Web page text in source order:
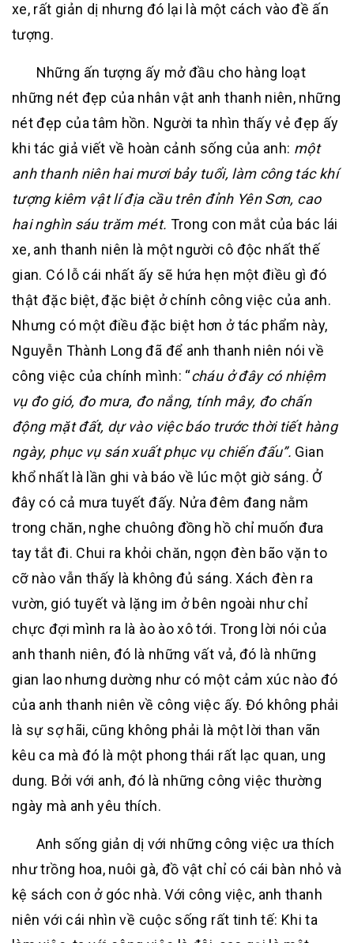
xe, rất giản dị nhưng đó lại là một cách vào đề ấn
tượng.
Những ấn tượng ấy mở đầu cho hàng loạt
những nét đẹp của nhân vật anh thanh niên, những
nét đẹp của tâm hồn. Người ta nhìn thấy vẻ đẹp ấy
khi tác giả viết về hoàn cảnh sống của anh: một
anh thanh niên hai mươi bảy tuổi, làm công tác khí
tượng kiêm vật lí địa cầu trên đỉnh Yên Sơn, cao
hai nghìn sáu trăm mét. Trong con mắt của bác lái
xe, anh thanh niên là một người cô độc nhất thế
gian. Có lỗ cái nhất ấy sẽ hứa hẹn một điều gì đó
thật đặc biệt, đặc biệt ở chính công việc của anh.
Nhưng có một điều đặc biệt hơn ở tác phẩm này,
Nguyễn Thành Long đã để anh thanh niên nói về
công việc của chính mình: “cháu ở đây có nhiệm
vụ đo gió, đo mưa, đo nắng, tính mây, đo chấn
động mặt đất, dự vào việc báo trước thời tiết hàng
ngày, phục vụ sán xuất phục vụ chiến đấu”. Gian
khổ nhất là lần ghi và báo về lúc một giờ sáng. Ở
đây có cả mưa tuyết đấy. Nửa đêm đang nằm
trong chăn, nghe chuông đồng hồ chỉ muốn đưa
tay tắt đi. Chui ra khỏi chăn, ngọn đèn bão vặn to
cỡ nào vẫn thấy là không đủ sáng. Xách đèn ra
vườn, gió tuyết và lặng im ở bên ngoài như chỉ
chực đợi mình ra là ào ào xô tới. Trong lời nói của
anh thanh niên, đó là những vất vả, đó là những
gian lao nhưng dường như có một cảm xúc nào đó
của anh thanh niên về công việc ấy. Đó không phải
là sự sợ hãi, cũng không phải là một lời than vãn
kêu ca mà đó là một phong thái rất lạc quan, ung
dung. Bởi với anh, đó là những công việc thường
ngày mà anh yêu thích.
Anh sống giản dị với những công việc ưa thích
như trồng hoa, nuôi gà, đồ vật chỉ có cái bàn nhỏ và
kệ sách con ở góc nhà. Với công việc, anh thanh
niên với cái nhìn về cuộc sống rất tinh tế: Khi ta